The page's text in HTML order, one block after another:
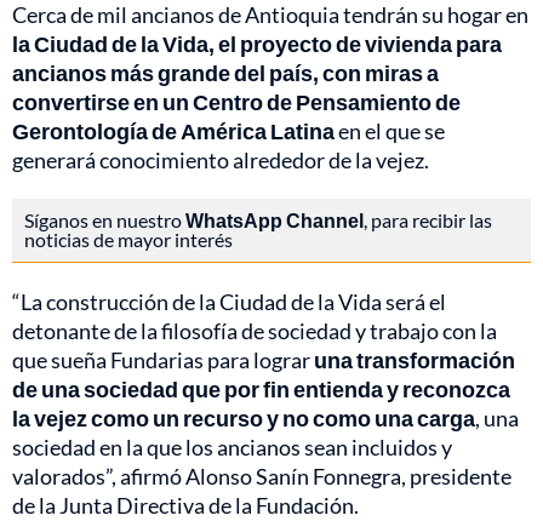
Cerca de mil ancianos de Antioquia tendrán su hogar en
la Ciudad de la Vida, el proyecto de vivienda para
ancianos más grande del país, con miras a
convertirse en un Centro de Pensamiento de
Gerontología de América Latinaen el que se
generará conocimiento alrededor de la vejez.
Síganos en nuestroWhatsApp Channel, para recibir las
noticias de mayor interés
“La construcción de la Ciudad de la Vida será el
detonante de la filosofía de sociedad y trabajo con la
que sueña Fundarias para lograruna transformación
de una sociedad que por fin entienda y reconozca
la vejez como un recurso y no como una carga, una
sociedad en la que los ancianos sean incluidos y
valorados”, afirmó Alonso Sanín Fonnegra, presidente
de la Junta Directiva de la Fundación.